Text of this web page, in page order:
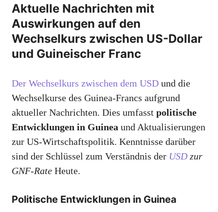
Aktuelle Nachrichten mit
Auswirkungen auf den
Wechselkurs zwischen US-Dollar
und Guineischer Franc
Der Wechselkurs zwischen dem USD und die
Wechselkurse des Guinea-Francs aufgrund
aktueller Nachrichten. Dies umfasst politische
Entwicklungen in Guinea und Aktualisierungen
zur US-Wirtschaftspolitik. Kenntnisse darüber
sind der Schlüssel zum Verständnis der USD zur
GNF-Rate Heute.
Politische Entwicklungen in Guinea